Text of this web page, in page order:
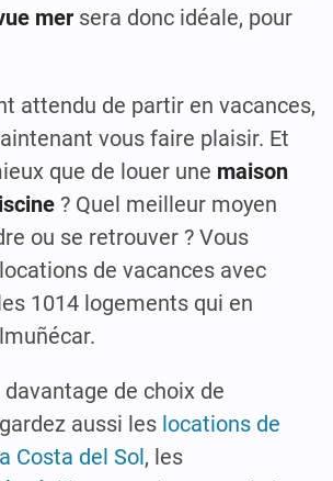
mer sera donc idéale, pour
attendu de partir en vacances,
vous faire plaisir. Et
que de louer une maison
? Quel meilleur moyen
ou se retrouver ? Vous
de vacances avec
1014 logements qui en
de choix de
aussi les locations de
Costa del Sol , les